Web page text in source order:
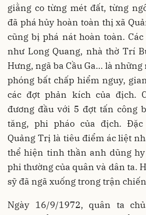
giằng co từng mét đất, từng
đã phá hủy hoàn toàn thị xã
cũng bị phá nát hoàn toàn.
như Long Quang, nhà thờ Trí
Hưng, ngã ba Cầu Ga… là
phóng bất chấp hiểm nguy,
các đợt phản kích của địch.
đương đầu với 5 đợt tấn công
tăng, phi pháo của địch.
Quảng Trị là tiêu điểm ác liệt
thể hiện tinh thần anh dũng
phi thường của quân và dân ta.
sỹ đã ngã xuống trong trận
Ngày 16/9/1972, quân ta